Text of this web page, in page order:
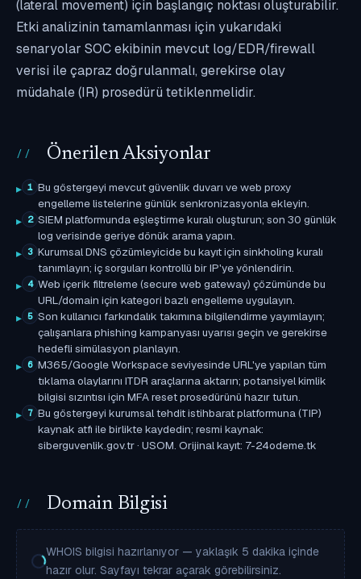
(lateral movement) için başlangıç noktası oluşturabilir.
Etki analizinin tamamlanması için yukarıdaki
senaryolar SOC ekibinin mevcut log/EDR/firewall
verisi ile çapraz doğrulanmalı, gerekirse olay
müdahale (IR) prosedürü tetiklenmelidir.
Önerilen Aksiyonlar
1 Bu göstergeyi mevcut güvenlik duvarı ve web proxy
engelleme listelerine günlük senkronizasyonla ekleyin.
2 SIEM platformunda eşleştirme kuralı oluşturun; son 30 günlük
log verisinde geriye dönük arama yapın.
3 Kurumsal DNS çözümleyicide bu kayıt için sinkholing kuralı
tanımlayın; iç sorguları kontrollü bir IP'ye yönlendirin.
4 Web içerik filtreleme (secure web gateway) çözümünde bu
URL/domain için kategori bazlı engelleme uygulayın.
5 Son kullanıcı farkındalık takımına bilgilendirme yayımlayın;
çalışanlara phishing kampanyası uyarısı geçin ve gerekirse
hedefli simülasyon planlayın.
6 M365/Google Workspace seviyesinde URL'ye yapılan tüm
tıklama olaylarını ITDR araçlarına aktarın; potansiyel kimlik
bilgisi sızıntısı için MFA reset prosedürünü hazır tutun.
7 Bu göstergeyi kurumsal tehdit istihbarat platformuna (TIP)
kaynak atfı ile birlikte kaydedin; resmi kaynak:
siberguvenlik.gov.tr · USOM. Orijinal kayıt: 7-24odeme.tk
Domain Bilgisi
WHOIS bilgisi hazırlanıyor — yaklaşık 5 dakika içinde
hazır olur. Sayfayı tekrar açarak görebilirsiniz.